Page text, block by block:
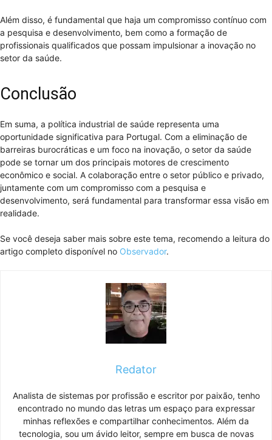
Além disso, é fundamental que haja um compromisso contínuo com
a pesquisa e desenvolvimento, bem como a formação de
profissionais qualificados que possam impulsionar a inovação no
setor da saúde.
Conclusão
Em suma, a política industrial de saúde representa uma
oportunidade significativa para Portugal. Com a eliminação de
barreiras burocráticas e um foco na inovação, o setor da saúde
pode se tornar um dos principais motores de crescimento
econômico e social. A colaboração entre o setor público e privado,
juntamente com um compromisso com a pesquisa e
desenvolvimento, será fundamental para transformar essa visão em
realidade.
Se você deseja saber mais sobre este tema, recomendo a leitura do
artigo completo disponível no Observador.
Redator
Analista de sistemas por profissão e escritor por paixão, tenho
encontrado no mundo das letras um espaço para expressar
minhas reflexões e compartilhar conhecimentos. Além da
tecnologia, sou um ávido leitor, sempre em busca de novas